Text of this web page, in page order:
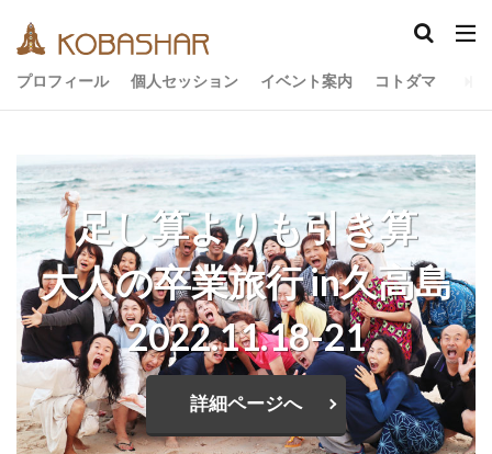
プロフィール 個人セッション イベント案内 コトダマ
足し算よりも引き算
大人の卒業旅行 in久高島
2022.11.18-21
詳細ページへ
カテゴリー
EM うさと アキラ
アセンション
アーティスト
イベント
イヤシロチ
エコ
オフグリッド
キールタン
デトックス
バシャール・宇宙の法則
ヘナ
メッセージ
ヨガ
リトリート
ワンネス
ヴィーガン 健康
動画
友人
名古屋 地底人
子供
宇宙人
岐阜 引き寄せの法則
愛